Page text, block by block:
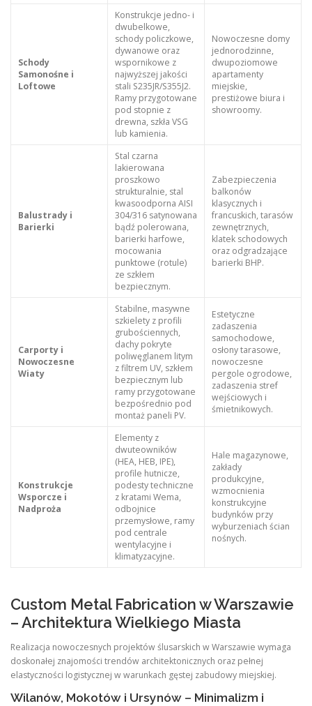
Schody
Samonośne i
Loftowe
Konstrukcje jedno- i
dwubelkowe,
schody policzkowe,
dywanowe oraz
wspornikowe z
najwyższej jakości
stali S235JR/S355J2.
Ramy przygotowane
pod stopnie z
drewna, szkła VSG
lub kamienia.
Nowoczesne domy
jednorodzinne,
dwupoziomowe
apartamenty
miejskie,
prestiżowe biura i
showroomy.
Balustrady i
Barierki
Stal czarna
lakierowana
proszkowo
strukturalnie, stal
kwasoodporna AISI
304/316 satynowana
bądź polerowana,
barierki harfowe,
mocowania
punktowe (rotule)
ze szkłem
bezpiecznym.
Zabezpieczenia
balkonów
klasycznych i
francuskich, tarasów
zewnętrznych,
klatek schodowych
oraz odgradzające
barierki BHP.
Carporty i
Nowoczesne
Wiaty
Stabilne, masywne
szkielety z profili
grubościennych,
dachy pokryte
poliwęglanem litym
z filtrem UV, szkłem
bezpiecznym lub
ramy przygotowane
bezpośrednio pod
montaż paneli PV.
Estetyczne
zadaszenia
samochodowe,
osłony tarasowe,
nowoczesne
pergole ogrodowe,
zadaszenia stref
wejściowych i
śmietnikowych.
Konstrukcje
Wsporcze i
Nadproża
Elementy z
dwuteowników
(HEA, HEB, IPE),
profile hutnicze,
podesty techniczne
z kratami Wema,
odbojnice
przemysłowe, ramy
pod centrale
wentylacyjne i
klimatyzacyjne.
Hale magazynowe,
zakłady
produkcyjne,
wzmocnienia
konstrukcyjne
budynków przy
wyburzeniach ścian
nośnych.
Custom Metal Fabrication w Warszawie
– Architektura Wielkiego Miasta
Realizacja nowoczesnych projektów ślusarskich w Warszawie wymaga
doskonałej znajomości trendów architektonicznych oraz pełnej
elastyczności logistycznej w warunkach gęstej zabudowy miejskiej.
Wilanów, Mokotów i Ursynów – Minimalizm i